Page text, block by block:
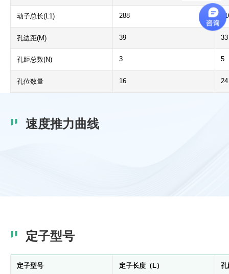
动子总长(L1) 288
孔边距(M) 39 33
孔距总数(N) 3 5
孔位数量 16 24
速度推力曲线
定子型号
定子型号 定子长度（L） 孔